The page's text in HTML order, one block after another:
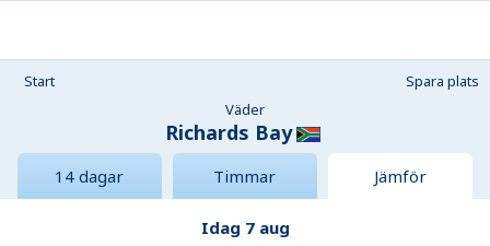
Start
Spara plats
Väder
Richards Bay
14 dagar Timmar Jämför
Idag 7 aug